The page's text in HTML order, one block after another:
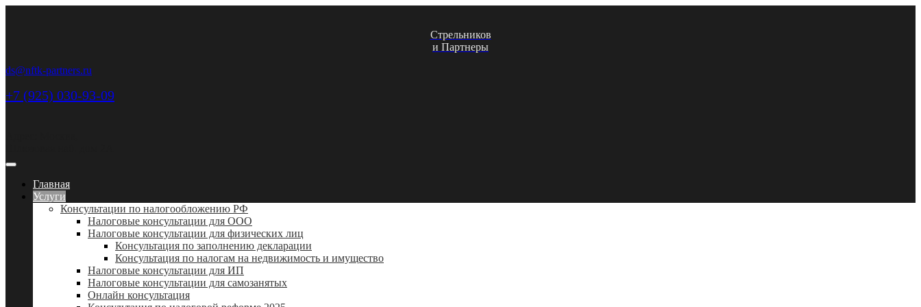
Стрельников
и Партнеры
ds@nftk-partners.ru
+7 (925) 030-93-09
Главная
Услуги
Консультации по налогообложению РФ
Налоговые консультации для ООО
Налоговые консультации для физических лиц
Консультация по заполнению декларации
Консультация по налогам на недвижимость и имущество
Налоговые консультации для ИП
Налоговые консультации для самозанятых
Онлайн консультация